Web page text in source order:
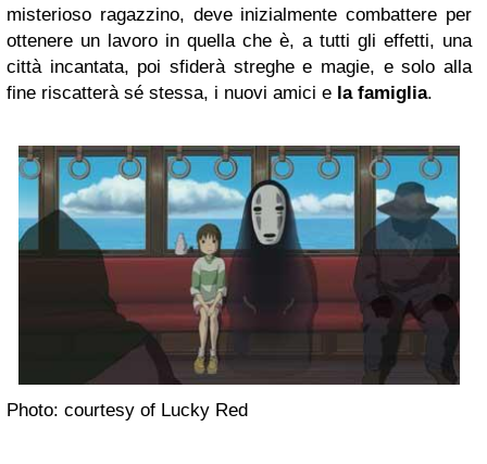
misterioso ragazzino, deve inizialmente combattere per
ottenere un lavoro in quella che è, a tutti gli effetti, una
città incantata, poi sfiderà streghe e magie, e solo alla
fine riscatterà sé stessa, i nuovi amici e la famiglia.
Photo: courtesy of Lucky Red